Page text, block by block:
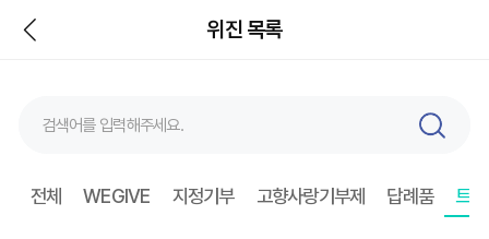
뒤
위진 목록
색
전체 WEGIVE 지정기부 고향사랑기부제 답례품 트